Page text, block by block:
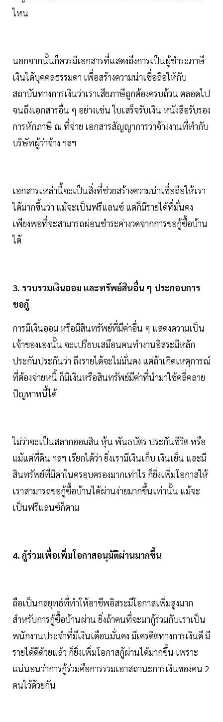
ไหน
นอกจากนั้นก็ควรมีเอกสารที่แสดงถึงการเป็นผู้ชำระภาษี
เงินได้บุคคลธรรมดา เพื่อสร้างความน่าเชื่อถือให้กับ
สถาบันทางการเงินว่าเราเสียภาษีถูกต้องครบถ้วน ตลอดไป
จนถึงเอกสารอื่น ๆ อย่างเช่น ใบเสร็จรับเงิน หนังสือรับรอง
การหักภาษี ณ ที่จ่าย เอกสารสัญญาการว่าจ้างงานที่ทำกับ
บริษัทผู้ว่าจ้าง ฯลฯ
เอกสารเหล่านี้จะเป็นสิ่งที่ช่วยสร้างความน่าเชื่อถือให้เรา
ได้มากขึ้นว่า แม้จะเป็นฟรีแลนซ์ แต่ก็มีรายได้ที่มั่นคง
เพียงพอที่จะสามารถผ่อนชำระค่างวดจากการขอกู้ซื้อบ้าน
ได้
3. รวบรวมเงินออม และทรัพย์สินอื่น ๆ ประกอบการ
ขอกู้
การมีเงินออม หรือมีสินทรัพย์ที่มีค่าอื่น ๆ แสดงความเป็น
เจ้าของเองนั้น จะเปรียบเสมือนคนทำงานอิสระมีหลัก
ประกันประกันว่า ถึงรายได้จะไม่มั่นคง แต่ถ้าเกิดเหตุการณ์
ที่ต้องจ่ายหนี้ ก็มีเงินหรือสินทรัพย์มีค่าที่นำมาใช้คลี่คลาย
ปัญหาหนี้ได้
ไม่ว่าจะเป็นสลากออมสิน หุ้น พันธบัตร ประกันชีวิต หรือ
แม้แต่ที่ดิน ฯลฯ เรียกได้ว่า ยิ่งเรามีเงินเก็บ เงินเย็น และมี
สินทรัพย์ที่มีค่าในครอบครองมากเท่าไร ก็ยิ่งเพิ่มโอกาสให้
เราสามารถขอกู้ซื้อบ้านได้ผ่านง่ายมากขึ้นเท่านั้น แม้จะ
เป็นฟรีแลนซ์ก็ตาม
4. กู้ร่วมเพื่อเพิ่มโอกาสอนุมัติผ่านมากขึ้น
ถือเป็นกลยุทธ์ที่ทำให้อาชีพอิสระมีโอกาสเพิ่มสูงมาก
สำหรับการกู้ซื้อบ้านผ่าน ยิ่งถ้าคนที่จะมากู้ร่วมกับเราเป็น
พนักงานประจำที่มีเงินเดือนมั่นคง มีเครดิตทางการเงินดี มี
รายได้ดีด้วยแล้ว ก็ยิ่งเพิ่มโอกาสกู้ผ่านได้มากขึ้น เพราะ
แน่นอนว่าการกู้ร่วมคือการรวมเอาสถานะการเงินของคน 2
คนไว้ด้วยกัน